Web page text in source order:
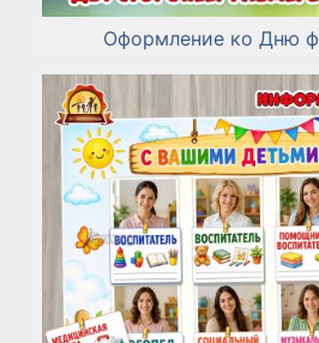
Оформление ко Дню